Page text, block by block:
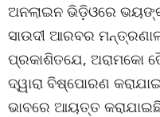
ଅନଲାଇନ ଭିଡ଼ିଓରେ
ସାଉଦୀ ଆରବର
ପ୍ରକାଶିତଯେ, ଅରାମକୋ
ଦ୍ୱାରା ବିଷ୍ପୋରଣ
ଭାବରେ ଆୟତ୍ତ